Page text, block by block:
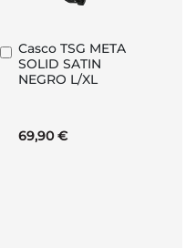
Casco TSG META
SOLID SATIN
NEGRO L/XL
69,90 €
Añadir
al
carrito